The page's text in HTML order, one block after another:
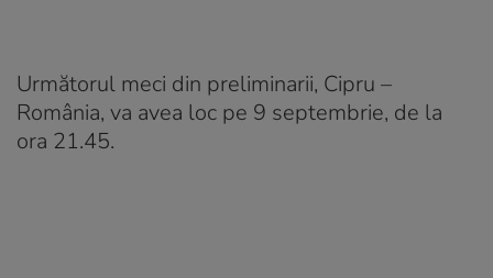
Următorul meci din preliminarii, Cipru –
România, va avea loc pe 9 septembrie, de la
ora 21.45.